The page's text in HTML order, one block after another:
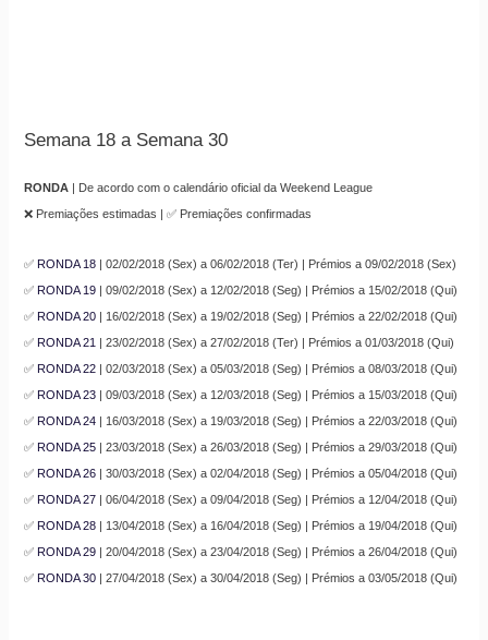
Semana 18 a Semana 30
RONDA| De acordo com o calendário oficial da Weekend League
❌ Premiações estimadas | ✅ Premiações confirmadas
✅ RONDA 18| 02/02/2018 (Sex) a 06/02/2018 (Ter) | Prémios a 09/02/2018 (Sex)
✅ RONDA 19| 09/02/2018 (Sex) a 12/02/2018 (Seg) | Prémios a 15/02/2018 (Qui)
✅ RONDA 20| 16/02/2018 (Sex) a 19/02/2018 (Seg) | Prémios a 22/02/2018 (Qui)
✅ RONDA 21
| 23/02/2018 (Sex) a 27/02/2018 (Ter) | Prémios a 01/03/2018 (Qui)
✅ RONDA 22| 02/03/2018 (Sex) a 05/03/2018 (Seg) | Prémios a 08/03/2018 (Qui)
✅ RONDA 23| 09/03/2018 (Sex) a 12/03/2018 (Seg) | Prémios a 15/03/2018 (Qui)
✅ RONDA 24| 16/03/2018 (Sex) a 19/03/2018 (Seg) | Prémios a 22/03/2018 (Qui)
✅ RONDA 25| 23/03/2018 (Sex) a 26/03/2018 (Seg) | Prémios a 29/03/2018 (Qui)
✅ RONDA 26| 30/03/2018 (Sex) a 02/04/2018 (Seg) | Prémios a 05/04/2018 (Qui)
✅ RONDA 27| 06/04/2018 (Sex) a 09/04/2018 (Seg) | Prémios a 12/04/2018 (Qui)
✅ RONDA 28| 13/04/2018 (Sex) a 16/04/2018 (Seg) | Prémios a 19/04/2018 (Qui)
✅ RONDA 29| 20/04/2018 (Sex) a 23/04/2018 (Seg) | Prémios a 26/04/2018 (Qui)
✅ RONDA 30| 27/04/2018 (Sex) a 30/04/2018 (Seg) | Prémios a 03/05/2018 (Qui)